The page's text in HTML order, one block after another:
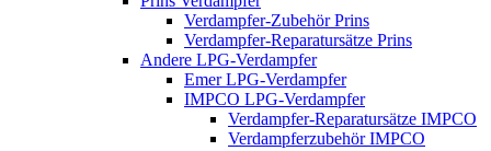
Verdampfer-Zubehör Prins
Verdampfer-Reparatursätze Prins
Andere LPG-Verdampfer
Emer LPG-Verdampfer
IMPCO LPG-Verdampfer
Verdampfer-Reparatursätze IMPCO
Verdampferzubehör IMPCO